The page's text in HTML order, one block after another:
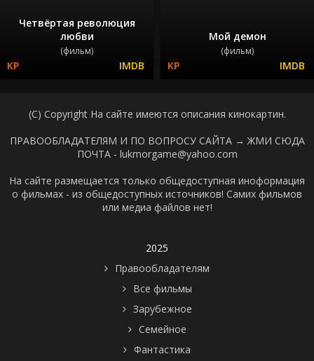
Четвёртая революция
любви
(фильм)
Мой демон
(фильм)
(C) Copyright На сайте имеются описания кинокартин.
ПРАВООБЛАДАТЕЛЯМ И ПО ВОПРОСУ САЙТА → ЖМИ СЮДА
ПОЧТА - lukmorgame@yahoo.com
На сайте размещается только общедоступная иноформация
о фильмах - из общедоступных источников! Самих фильмов
или медиа файлов нет!
2025
Правообладателям
Все фильмы
Зарубежное
Семейное
Фантастика